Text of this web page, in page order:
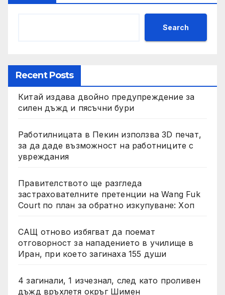
Search
Recent Posts
Китай издава двойно предупреждение за
силен дъжд и пясъчни бури
Работилницата в Пекин използва 3D печат,
за да даде възможност на работниците с
увреждания
Правителството ще разгледа
застрахователните претенции на Wang Fuk
Court по план за обратно изкупуване: Хоп
САЩ отново избягват да поемат
отговорност за нападението в училище в
Иран, при което загинаха 155 души
4 загинали, 1 изчезнал, след като проливен
дъжд връхлетя окръг Шимен